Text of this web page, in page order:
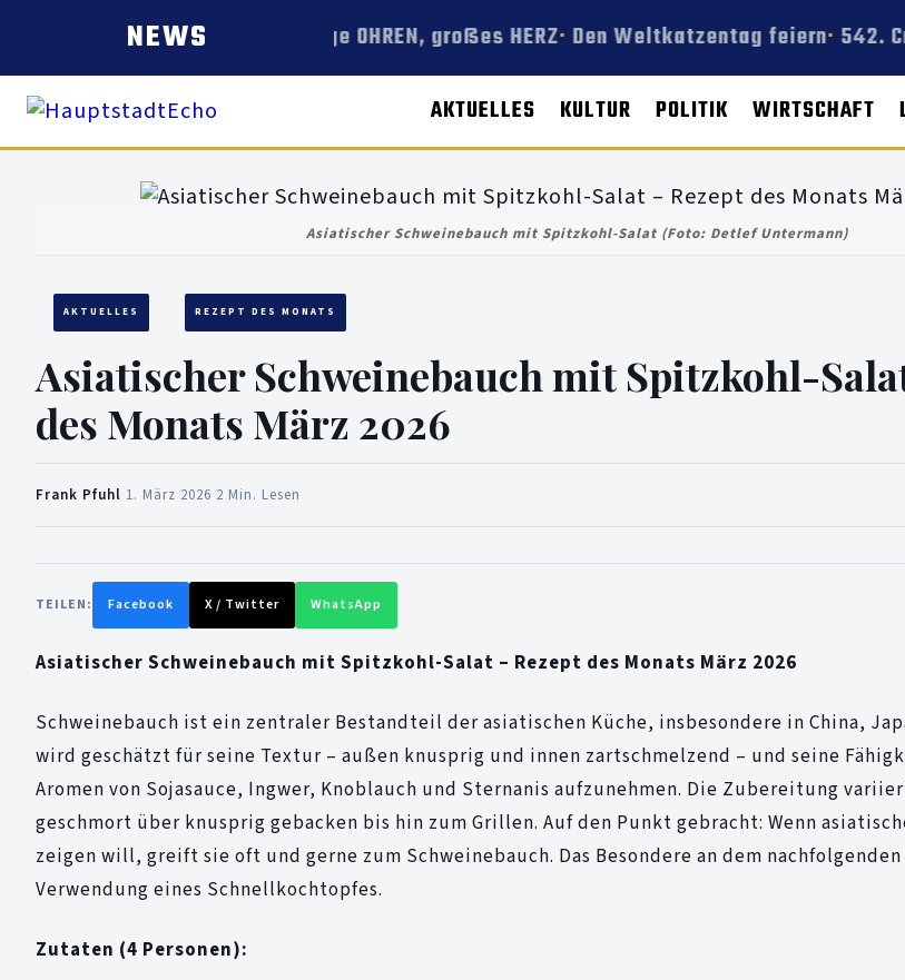
NEWS Lange OHREN, großes HERZ Den Weltkatzentag feiern 542.
AKTUELLES KULTUR POLITIK WIRTSCHAFT
Asiatischer Schweinebauch mit Spitzkohl-Salat (Foto: Detlef Untermann)
AKTUELLES REZEPT DES MONATS
Asiatischer Schweinebauch mit Spitzkohl-
des Monats März 2026
Frank Pfuhl 1. März 2026 2 Min. Lesen
TEILEN: Facebook X / Twitter WhatsApp
Asiatischer Schweinebauch mit Spitzkohl-Salat – Rezept des Monats März 2026
Schweinebauch ist ein zentraler Bestandteil der asiatischen Küche, insbesondere in China,
wird geschätzt für seine Textur – außen knusprig und innen zartschmelzend – und seine
Aromen von Sojasauce, Ingwer, Knoblauch und Sternanis aufzunehmen. Die Zubereitung
geschmort über knusprig gebacken bis hin zum Grillen. Auf den Punkt gebracht: Wenn
zeigen will, greift sie oft und gerne zum Schweinebauch. Das Besondere an dem
Verwendung eines Schnellkochtopfes.
Zutaten (4 Personen):